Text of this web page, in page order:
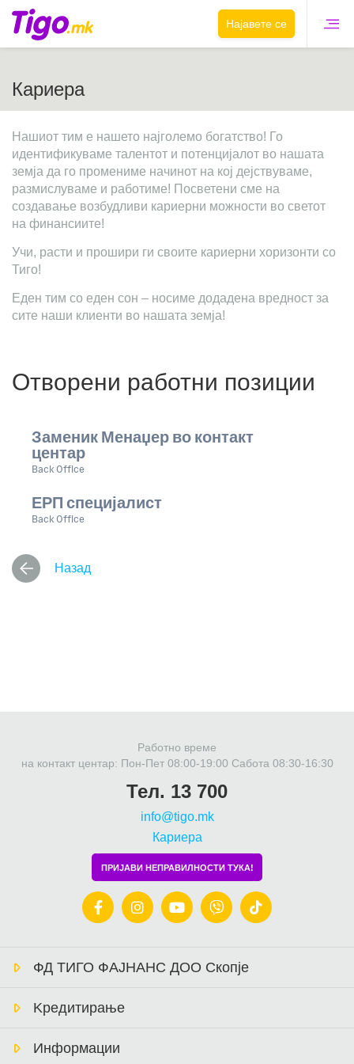
Најавете се
Кариера
Нашиот тим е нашето најголемо богатство! Го
идентификуваме талентот и потенцијалот во нашата
земја да го промениме начинот на кој дејствуваме,
размислуваме и работиме! Посветени сме на
создавање возбудливи кариерни можности во светот
на финансиите!
Учи, расти и прошири ги своите кариерни хоризонти со
Тиго!
Еден тим со еден сон – носиме додадена вредност за
сите наши клиенти во нашата земја!
Отворени работни позиции
Назад
Работно време
на контакт центар: Пон-Пет 08:00-19:00 Сабота 08:30-16:30
Тел. 13 700
info@tigo.mk
Кариера
ПРИЈАВИ НЕПРАВИЛНОСТИ ТУКА!
ФД ТИГО ФАЈНАНС ДОО Скопје
Kредитирање
Информации